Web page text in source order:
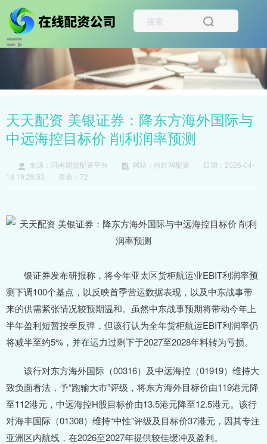
天天配资 美银证券：降东方海外国际与
中远海控目标价 削利润率预测
来源：河南期货配资平台 网站：尚红网配资
日期：2026-04-
18 19:29:53
查看：72
银证券发布研报称，将今年亚太区货柜航运业EBIT利润率预
测下调100个基点，以反映首季营运数据表现，以及中东战事带
来的供需紧张情况较预期温和。虽然中东战事预期将带动今年上
半年盈利短暂按季反弹，但该行认为全年货柜航运EBIT利润率仍
将减半至约5%，并在运力过剩下于2027至2028年料转为亏损。
该行对东方海外国际（00316）及中远海控（01919）维持大
致负面看法，予“跑输大市”评级，将东方海外目标价由119港元降
至112港元，中远海控H股目标价由13.5港元降至12.5港元。该行
对海丰国际（01308）维持“中性”评级及目标价37港元，因其专注
亚洲区内航线，在2026至2027年提供较佳缓冲及盈利。